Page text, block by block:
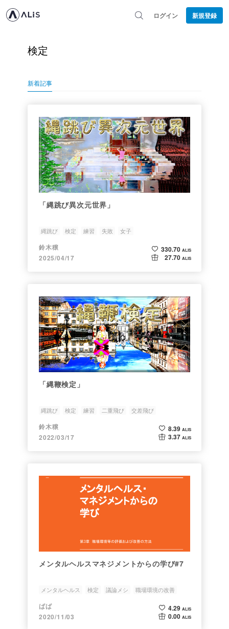
ログイン 新規登録
検定
新着記事
「縄跳び異次元世界」
縄跳び 検定 練習 失敗 女子
鈴木穣
2025/04/17
330.70 ALIS
27.70 ALIS
「縄鞭検定」
縄跳び 検定 練習 二重飛び 交差飛び
鈴木穣
2022/03/17
8.39 ALIS
3.37 ALIS
メンタルヘルスマネジメントからの学び#7
メンタルヘルス 検定 議論メシ
職場環境の改善
職業性ストレス
ばば
2020/11/03
4.29 ALIS
0.00 ALIS